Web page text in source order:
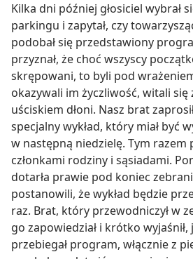
Kilka dni później głosiciel wybrał
parkingu i zapytał, czy
podobał się przedstawiony
przyznał, że choć wszyscy
skrępowani, to byli pod
okazywali im życzliwość, witali się
uściskiem dłoni. Nasz brat
specjalny wykład, który miał być
w następną niedzielę. Tym razem
członkami rodziny i sąsiadami.
dotarła prawie pod koniec
postanowili, że wykład będzie
raz. Brat, który przewodniczył w
go zapowiedział i krótko wyjaśnił,
przebiegał program, włącznie z